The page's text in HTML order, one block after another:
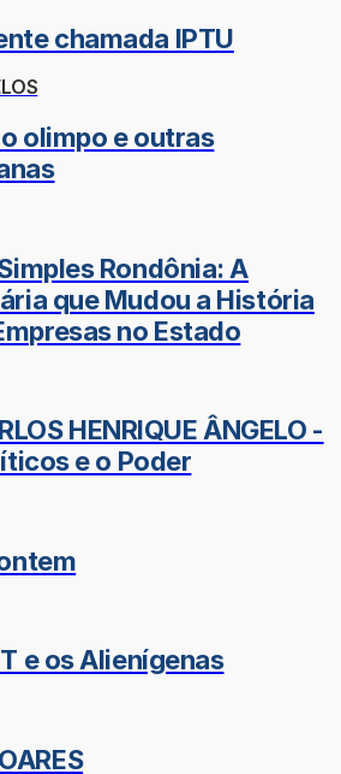
chamada IPTU
olimpo e outras
Rondônia: A
que Mudou a História
no Estado
HENRIQUE ÂNGELO -
e o Poder
e os Alienígenas